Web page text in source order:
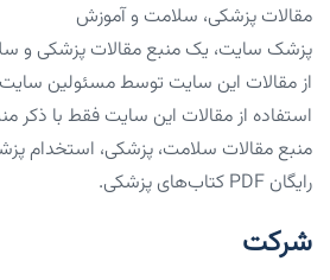
مقالات پزشکی، سلامت و آموزش
پزشک سایت، یک منبع مقالات پزشکی و
از مقالات این سایت توسط مسئولین
استفاده از مقالات این سایت فقط با ذکر
منبع مقالات سلامت، پزشکی، استخدام
رایگان PDF کتاب‌های پزشکی.
شرکت